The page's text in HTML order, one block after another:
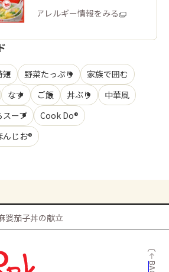
商品・アレルギー情報をみる
短 野菜たっぷり
家族で囲む
なす ご飯 丼ぶり
中華風
スープ
Cook Do®
んじお®
婆茄子丼の献立